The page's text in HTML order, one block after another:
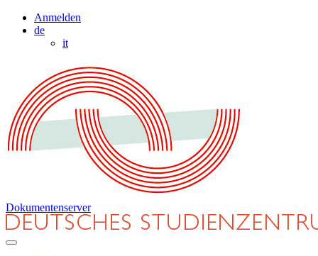
Anmelden
de
it
Dokumentenserver